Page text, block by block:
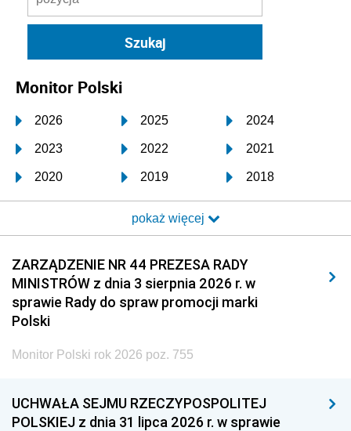
Monitor Polski
2026 2025 2024
2023 2022 2021
2020 2019 2018
2017 2016 2015
2014 2013 2012
2011 2010 2009
2008 2007 2006
2005
1996 1995 1994
pokaż więcej
ZARZĄDZENIE NR 44 PREZESA RADY
MINISTRÓW z dnia 3 sierpnia 2026 r. w
sprawie Rady do spraw promocji marki
Polski
Monitor Polski rok 2026 poz. 755
UCHWAŁA SEJMU RZECZYPOSPOLITEJ
POLSKIEJ z dnia 31 lipca 2026 r. w sprawie